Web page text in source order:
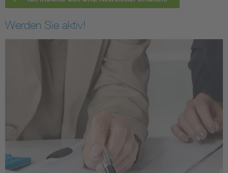
Werden Sie aktiv!